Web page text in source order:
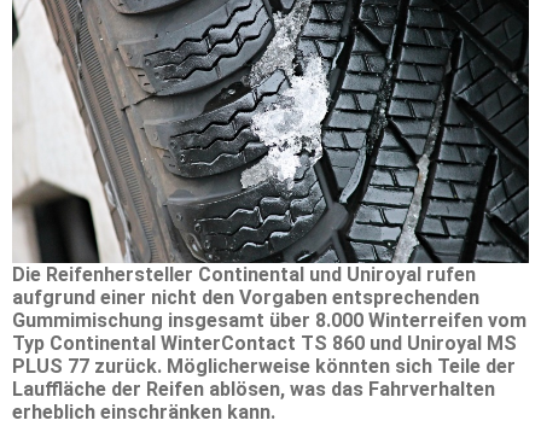
Die Reifenhersteller Continental und Uniroyal rufen
aufgrund einer nicht den Vorgaben entsprechenden
Gummimischung insgesamt über 8.000 Winterreifen vom
Typ Continental WinterContact TS 860 und Uniroyal MS
PLUS 77 zurück. Möglicherweise könnten sich Teile der
Lauffläche der Reifen ablösen, was das Fahrverhalten
erheblich einschränken kann.